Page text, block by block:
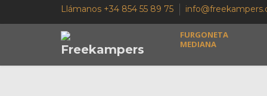
Llámanos +34 854 55 89 75
FURGONETA
MEDIANA